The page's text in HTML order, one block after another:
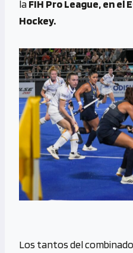
laFIH Pro League, en el
Hockey.
Los tantos del